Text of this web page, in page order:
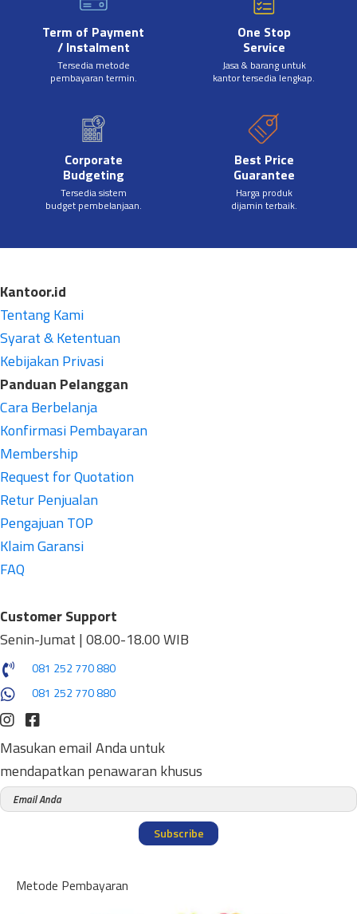
Term of Payment
/ Instalment
Tersedia metode
pembayaran termin.
One Stop
Service
Jasa & barang untuk
kantor tersedia lengkap.
Corporate
Budgeting
Tersedia sistem
budget pembelanjaan.
Best Price
Guarantee
Harga produk
dijamin terbaik.
Kantoor.id
Tentang Kami
Syarat & Ketentuan
Kebijakan Privasi
Panduan Pelanggan
Cara Berbelanja
Konfirmasi Pembayaran
Membership
Request for Quotation
Retur Penjualan
Pengajuan TOP
Klaim Garansi
FAQ
Customer Support
Senin-Jumat | 08.00-18.00 WIB
081 252 770 880
081 252 770 880
Masukan email Anda untuk
mendapatkan penawaran khusus
Subscribe